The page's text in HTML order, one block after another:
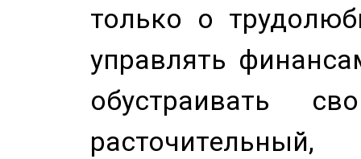
только о
управлять
обустраивать